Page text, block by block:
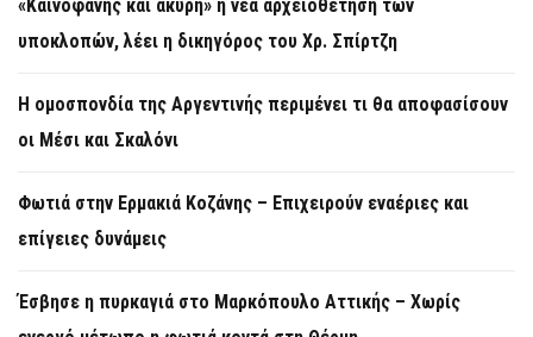
«Καινοφανής και άκυρη» η νέα αρχειοθέτηση των
υποκλοπών, λέει η δικηγόρος του Χρ. Σπίρτζη
Η ομοσπονδία της Αργεντινής περιμένει τι θα αποφασίσουν
οι Μέσι και Σκαλόνι
Φωτιά στην Ερμακιά Κοζάνης – Επιχειρούν εναέριες και
επίγειες δυνάμεις
Έσβησε η πυρκαγιά στο Μαρκόπουλο Αττικής – Χωρίς